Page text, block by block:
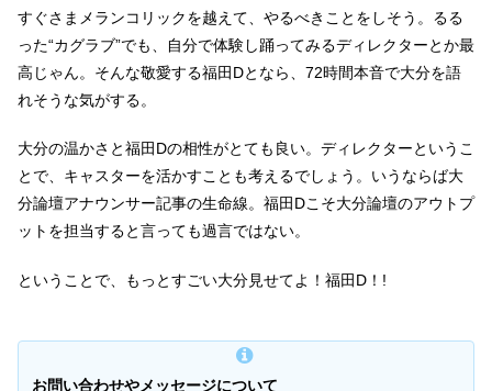
すぐさまメランコリックを越えて、やるべきことをしそう。るる
った“カグラブ”でも、自分で体験し踊ってみるディレクターとか最
高じゃん。そんな敬愛する福田Dとなら、72時間本音で大分を語
れそうな気がする。
大分の温かさと福田Dの相性がとても良い。ディレクターというこ
とで、キャスターを活かすことも考えるでしょう。いうならば大
分論壇アナウンサー記事の生命線。福田Dこそ大分論壇のアウトプ
ットを担当すると言っても過言ではない。
ということで、もっとすごい大分見せてよ！福田D！!
お問い合わせやメッセージについて